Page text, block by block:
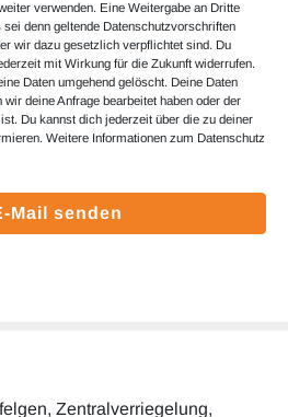
verwenden. Eine Weitergabe an Dritte
denn geltende Datenschutzvorschriften
wir dazu gesetzlich verpflichtet sind. Du
mit Wirkung für die Zukunft widerrufen.
Daten umgehend gelöscht. Deine Daten
deine Anfrage bearbeitet haben oder der
Du kannst dich jederzeit über die zu deiner
Weitere Informationen zum Datenschutz
Mail senden
Zentralverriegelung,